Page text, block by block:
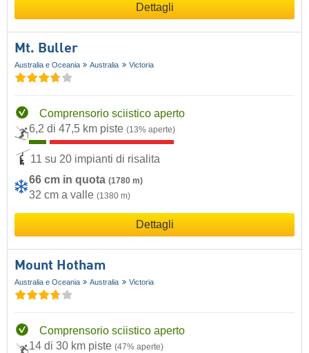
Dettagli
Mt. Buller
Australia e Oceania Australia Victoria
Comprensorio sciistico aperto
6,2 di 47,5 km piste (13% aperte)
11 su 20 impianti di risalita
66 cm in quota (1780 m)
32 cm a valle (1380 m)
Dettagli
Mount Hotham
Australia e Oceania Australia Victoria
Comprensorio sciistico aperto
14 di 30 km piste (47% aperte)